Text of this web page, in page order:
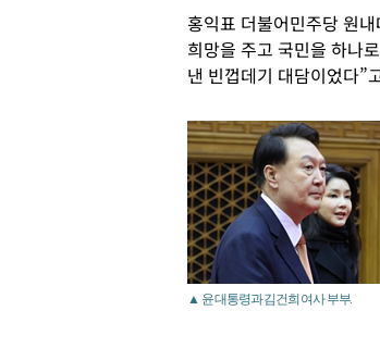
홍익표 더불어민주당 원
희망을 주고 국민을 하나
낸 빈껍데기 대담이었다”
▲ 윤 대통령과 김건희 여사 부부.